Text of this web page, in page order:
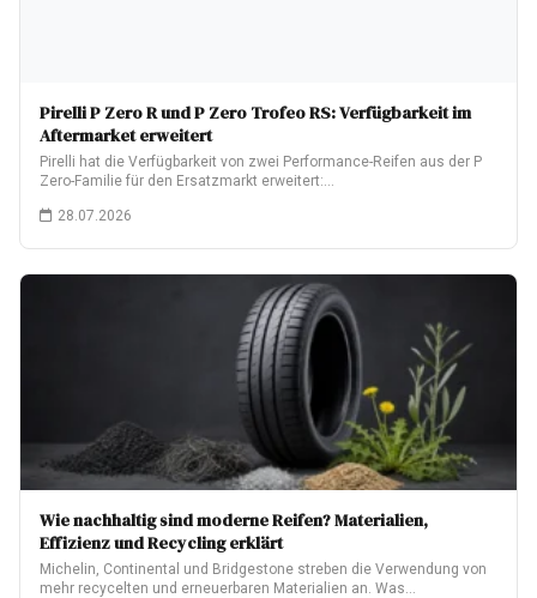
Pirelli P Zero R und P Zero Trofeo RS: Verfügbarkeit im
Aftermarket erweitert
Pirelli hat die Verfügbarkeit von zwei Performance-Reifen aus der P
Zero-Familie für den Ersatzmarkt erweitert:…
28.07.2026
Wie nachhaltig sind moderne Reifen? Materialien,
Effizienz und Recycling erklärt
Michelin, Continental und Bridgestone streben die Verwendung von
mehr recycelten und erneuerbaren Materialien an. Was…